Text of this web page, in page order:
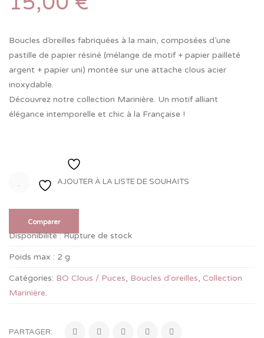
Boucles d’oreilles fabriquées à la main, composées d’une
pastille de papier résiné (mélange de motif + papier pailleté
argent + papier uni) montée sur une attache clous acier
inoxydable.
Découvrez notre collection Marinière. Un motif alliant
élégance intemporelle et chic à la Française !
AJOUTER À LA LISTE DE SOUHAITS
Comparer
Disponibilité : Rupture de stock
Poids max : 2 g
Catégories: BO Clous / Puces, Boucles d'oreilles, Collection
Marinière.
PARTAGER: